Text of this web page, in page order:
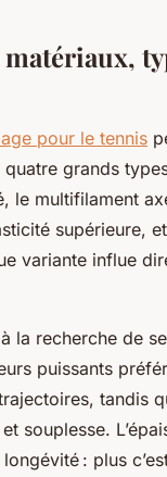
pour le tennis
grands
le multifilament
supérieure,
variante influe
la recherche de
puissants
tandis
souplesse.
: plus